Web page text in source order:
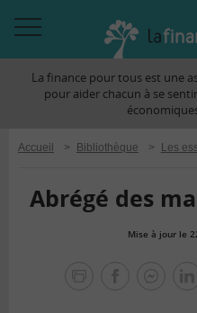
àLa finance pour tous est une
pour aider chacun à se
Accueil > Bibliothèque > Les
Abrégé des
Mise à jour le